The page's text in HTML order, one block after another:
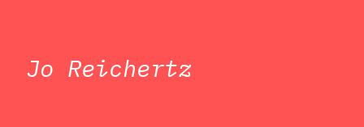
Jo Reichertz